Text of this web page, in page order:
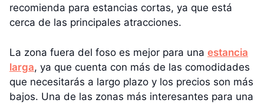
recomienda para estancias cortas, ya que está
cerca de las principales atracciones.
La zona fuera del foso es mejor para una estancia
larga, ya que cuenta con más de las comodidades
que necesitarás a largo plazo y los precios son más
bajos. Una de las zonas más interesantes para una